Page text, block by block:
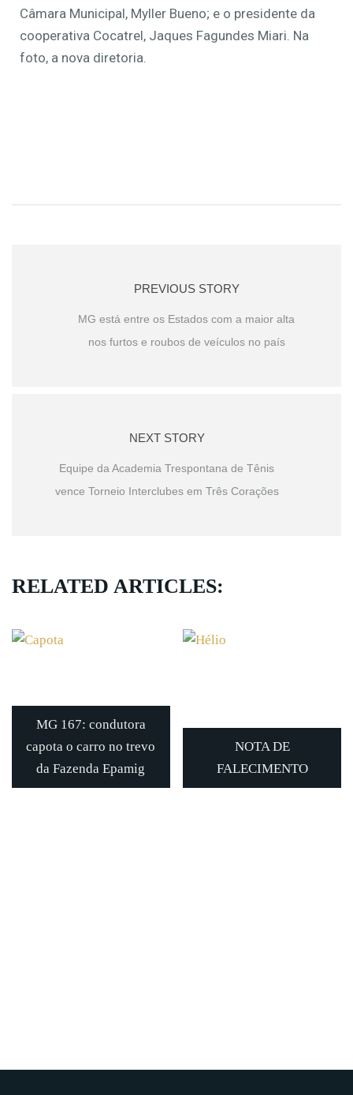
Câmara Municipal, Myller Bueno; e o presidente da
cooperativa Cocatrel, Jaques Fagundes Miari. Na
foto, a nova diretoria.
PREVIOUS STORY
MG está entre os Estados com a maior alta
nos furtos e roubos de veículos no país
NEXT STORY
Equipe da Academia Trespontana de Tênis
vence Torneio Interclubes em Três Corações
RELATED ARTICLES:
MG 167: condutora
capota o carro no trevo
da Fazenda Epamig
NOTA DE
FALECIMENTO